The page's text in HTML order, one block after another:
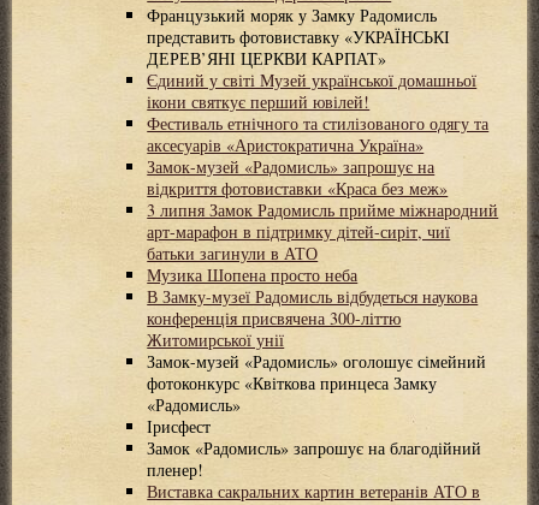
Французький моряк у Замку Радомисль
представить фотовиставку «УКРАЇНСЬКІ
ДЕРЕВ’ЯНІ ЦЕРКВИ КАРПАТ»
Єдиний у світі Музей української домашньої
ікони святкує перший ювілей!
Фестиваль етнічного та стилізованого одягу та
аксесуарів «Аристократична Україна»
Замок-музей «Радомисль» запрошує на
відкриття фотовиставки «Краса без меж»
3 липня Замок Радомисль прийме міжнародний
арт-марафон в підтримку дітей-сиріт, чиї
батьки загинули в АТО
Музика Шопена просто неба
В Замку-музеї Радомисль відбудеться наукова
конференція присвячена 300-літтю
Житомирської унії
Замок-музей «Радомисль» оголошує сімейний
фотоконкурс «Квіткова принцеса Замку
«Радомисль»
Ірисфест
Замок «Радомисль» запрошує на благодійний
пленер!
Виставка сакральних картин ветеранів АТО в